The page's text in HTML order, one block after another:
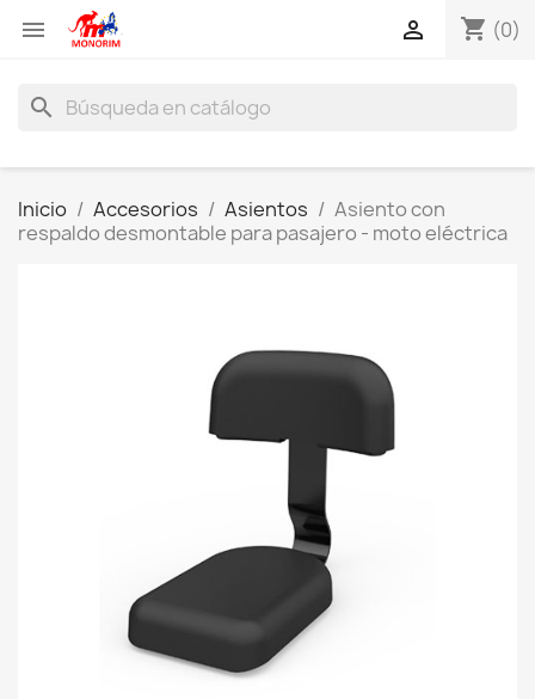
 shopping_cart (0)

search
Inicio Accesorios Asientos
Asiento con
respaldo desmontable para pasajero - moto eléctrica